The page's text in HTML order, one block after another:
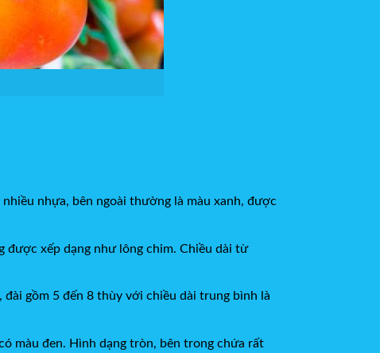
nhựa, bên ngoài thường là màu xanh, được
được xếp dạng như lông chim. Chiều dài từ
gồm 5 đến 8 thùy với chiều dài trung bình là
màu đen. Hình dạng tròn, bên trong chứa rất